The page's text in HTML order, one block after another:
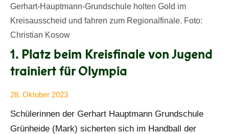
Gerhart-Hauptmann-Grundschule holten Gold im
Kreisausscheid und fahren zum Regionalfinale. Foto:
Christian Kosow
1. Platz beim Kreisfinale von Jugend
trainiert für Olympia
Beiträge
28. Oktober 2023
Beißer
Schülerinnen der Gerhart Hauptmann Grundschule
Grünheide (Mark) sicherten sich im Handball der